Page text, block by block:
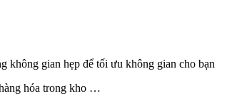
không gian hẹp để tối ưu không gian cho bạn
hóa trong kho …